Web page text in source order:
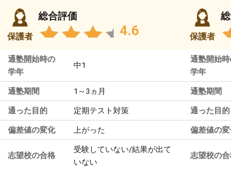
保護者
総合評価
4.6
通塾開始時の
学年
中1
通塾期間 1～3ヵ月
通った目的 定期テスト対策
偏差値の変化 上がった
志望校の合格
受験していない/結果が出て
いない
保護者
通塾開始
学年
通塾期間
通った目的
偏差値の
志望校の